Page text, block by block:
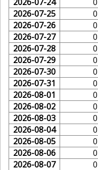
2026-07-25
0
2026-07-26
0
2026-07-27
0
2026-07-28
0
2026-07-29
0
2026-07-30
0
2026-07-31
0
2026-08-01
0
2026-08-02
0
2026-08-03
0
2026-08-04
0
2026-08-05
0
2026-08-06
0
2026-08-07
0